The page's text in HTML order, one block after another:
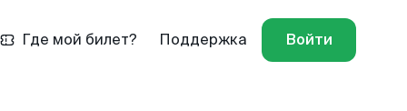
Где мой билет? Поддержка Войти